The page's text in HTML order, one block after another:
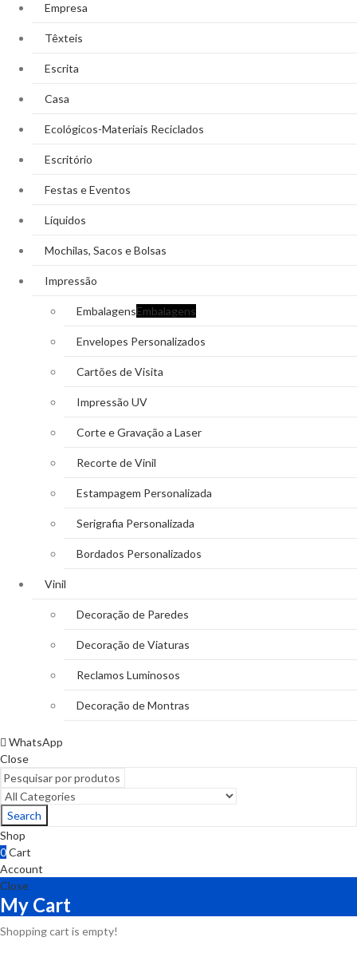
Empresa
Têxteis
Escrita
Casa
Ecológicos-Materiais Reciclados
Escritório
Festas e Eventos
Líquidos
Mochilas, Sacos e Bolsas
Impressão
EmbalagensEmbalagens
Envelopes Personalizados
Cartões de Visita
Impressão UV
Corte e Gravação a Laser
Recorte de Vinil
Estampagem Personalizada
Serigrafia Personalizada
Bordados Personalizados
Vinil
Decoração de Paredes
Decoração de Viaturas
Reclamos Luminosos
Decoração de Montras
WhatsApp
Close
Search
Shop
0Cart
Account
Close
My Cart
Shopping cart is empty!